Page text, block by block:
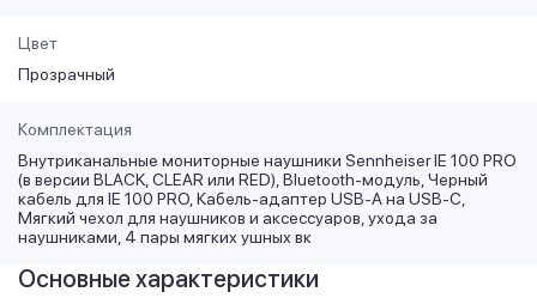
Цвет
Прозрачный
Комплектация
Внутриканальные мониторные наушники Sennheiser IE 100 PRO
(в версии BLACK, CLEAR или RED), Вluetooth-модуль, Черный
кабель для IE 100 PRO, Кабель-адаптер USB-A на USB-C,
Мягкий чехол для наушников и аксессуаров, ухода за
наушниками, 4 пары мягких ушных вк
Основные характеристики